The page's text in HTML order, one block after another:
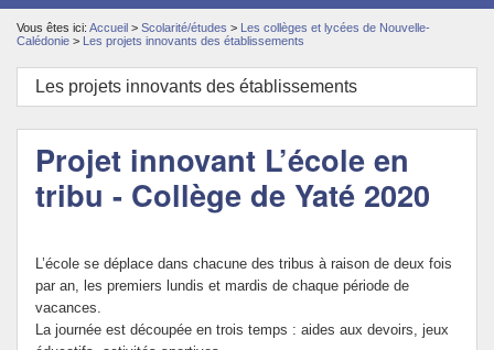
Vice-rectorat
Scolarité/études
Enseignements
Examens/Concours
Vous êtes ici: Accueil > Scolarité/études > Les collèges et lycées de Nouvelle-
Calédonie > Les projets innovants des établissements
Les projets innovants des établissements
Projet innovant L’école en
tribu - Collège de Yaté 2020
L’école se déplace dans chacune des tribus à raison de deux fois
par an, les premiers lundis et mardis de chaque période de
vacances.
La journée est découpée en trois temps : aides aux devoirs, jeux